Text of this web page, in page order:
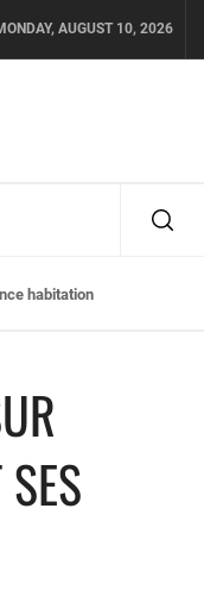
AUGUST 10, 2026
habitation : bien choisir